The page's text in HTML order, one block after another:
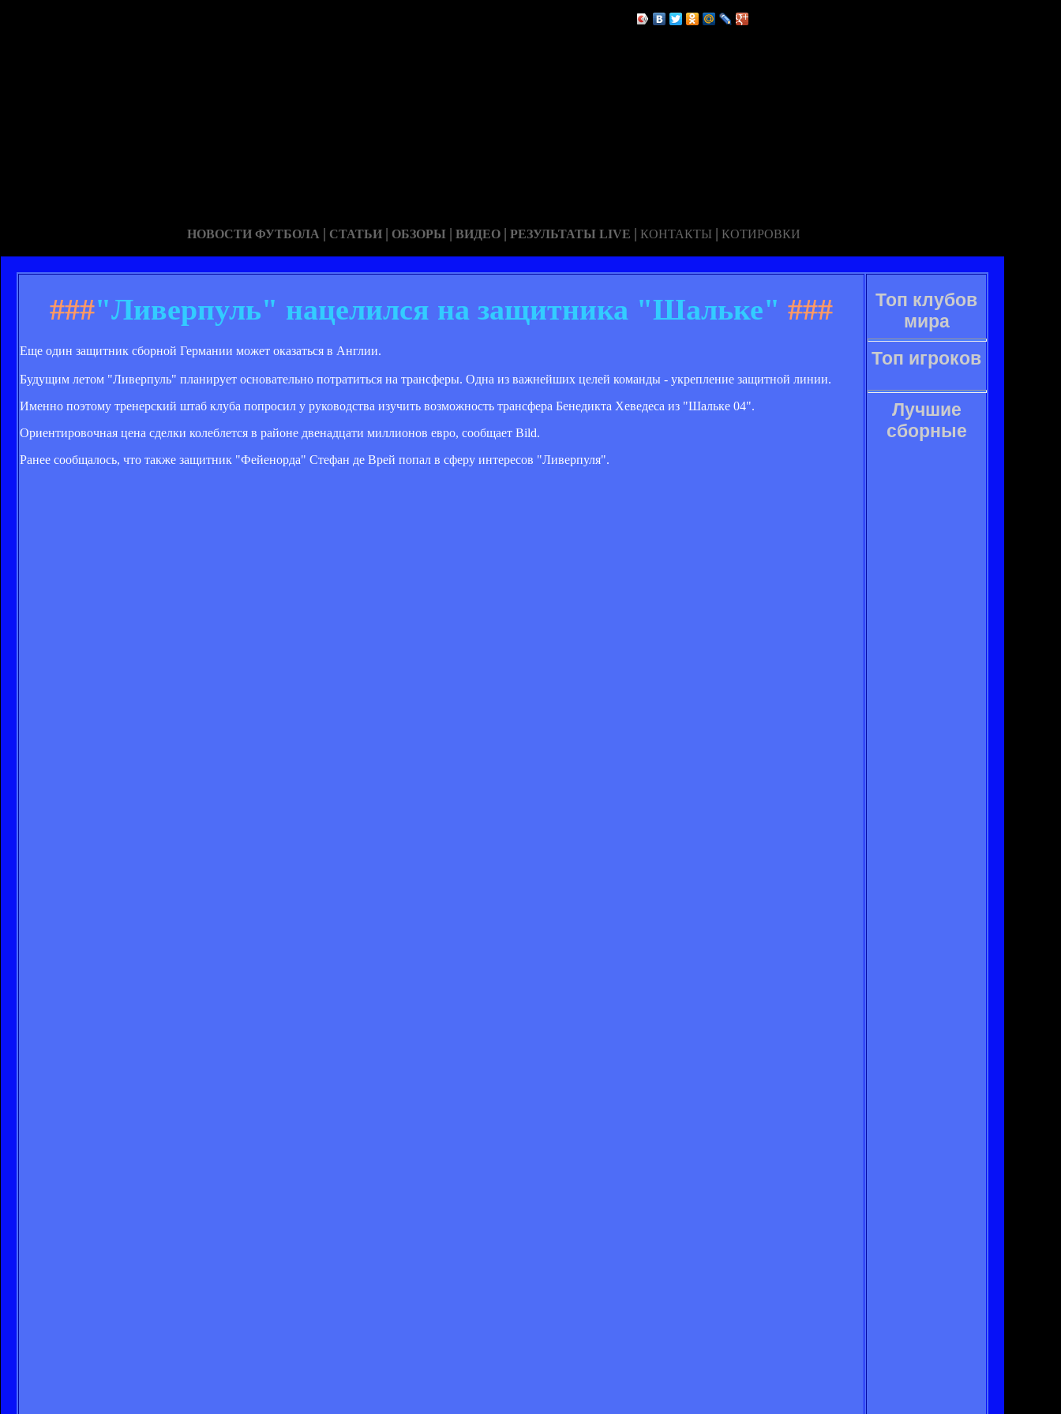
НОВОСТИ ФУТБОЛА | СТАТЬИ | ОБЗОРЫ | ВИДЕО | РЕЗУЛЬТАТЫ LIVE | КОНТАКТЫ | КОТИРОВКИ
###"Ливерпуль" нацелился на защитника "Шальке" ###
Еще один защитник сборной Германии может оказаться в Англии.
Будущим летом "Ливерпуль" планирует основательно потратиться на трансферы. Одна из важнейших целей команды - укрепление защитной линии.
Именно поэтому тренерский штаб клуба попросил у руководства изучить возможность трансфера Бенедикта Хеведеса из "Шальке 04".
Ориентировочная цена сделки колеблется в районе двенадцати миллионов евро, сообщает Bild.
Ранее сообщалось, что также защитник "Фейенорда" Стефан де Врей попал в сферу интересов "Ливерпуля".
Топ клубов
мира
Топ игроков
Лучшие
сборные